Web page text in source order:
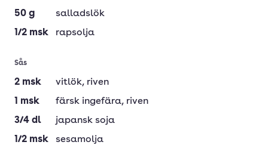
50 g
salladslök
1/2 msk rapsolja
Sås
2 msk vitlök, riven
1 msk färsk ingefära, riven
3/4 dl
japansk soja
1/2 msk
sesamolja